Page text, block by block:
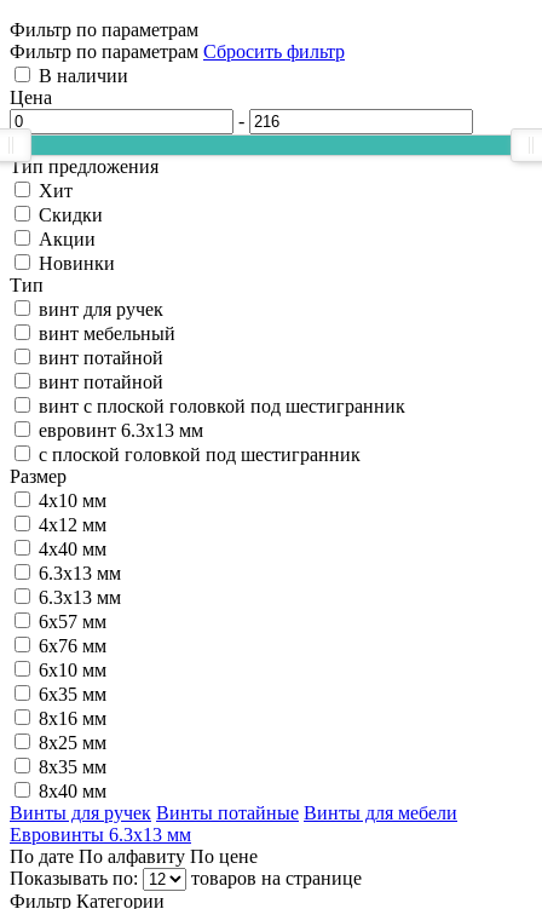
Фильтр по параметрам
Фильтр по параметрам Сбросить фильтр
В наличии
Цена
-
Тип предложения
Хит
Скидки
Акции
Новинки
Тип
винт для ручек
винт мебельный
винт потайной
винт потайной
винт с плоской головкой под шестигранник
евровинт 6.3х13 мм
с плоской головкой под шестигранник
Размер
4x10 мм
4x12 мм
4x40 мм
6.3x13 мм
6.3х13 мм
6x57 мм
6x76 мм
6х10 мм
6х35 мм
8х16 мм
8х25 мм
8х35 мм
8х40 мм
Винты для ручек Винты потайные Винты для мебели
Евровинты 6.3х13 мм
По дате По алфавиту По цене
Показывать по:
товаров на странице
Фильтр Категории